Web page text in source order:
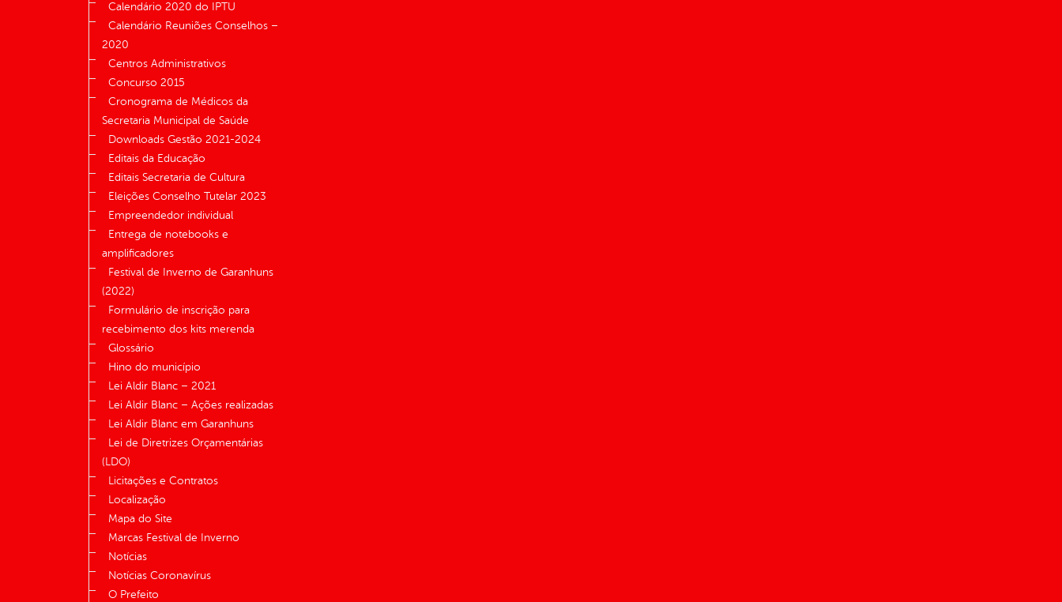
Calendário 2020 do IPTU
Calendário Reuniões Conselhos –
2020
Centros Administrativos
Concurso 2015
Cronograma de Médicos da
Secretaria Municipal de Saúde
Downloads Gestão 2021-2024
Editais da Educação
Editais Secretaria de Cultura
Eleições Conselho Tutelar 2023
Empreendedor individual
Entrega de notebooks e
amplificadores
Festival de Inverno de Garanhuns
(2022)
Formulário de inscrição para
recebimento dos kits merenda
Glossário
Hino do município
Lei Aldir Blanc – 2021
Lei Aldir Blanc – Ações realizadas
Lei Aldir Blanc em Garanhuns
Lei de Diretrizes Orçamentárias
(LDO)
Licitações e Contratos
Localização
Mapa do Site
Marcas Festival de Inverno
Notícias
Notícias Coronavírus
O Prefeito